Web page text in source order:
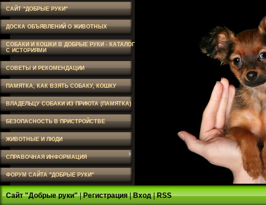
САЙТ "ДОБРЫЕ РУКИ"
ДОСКА ОБЪЯВЛЕНИЙ О ЖИВОТНЫХ
СОБАКИ И КОШКИ В ДОБРЫЕ РУКИ - КАТАЛОГ
С ИСТОРИЯМИ
СОВЕТЫ И РЕКОМЕНДАЦИИ
ПАМЯТКА, КАК ВЗЯТЬ СОБАКУ, КОШКУ
ВЛАДЕЛЬЦУ СОБАКИ ИЗ ПРИЮТА (ПАМЯТКА)
БЕЗОПАСНОСТЬ В ПРИСТРОЙСТВЕ
ЖИВОТНЫЕ И ЛЮДИ
СПРАВОЧНАЯ ИНФОРМАЦИЯ
ФОРУМ САЙТА "ДОБРЫЕ РУКИ"
Сайт "Добрые руки"|Регистрация|Вход|RSS